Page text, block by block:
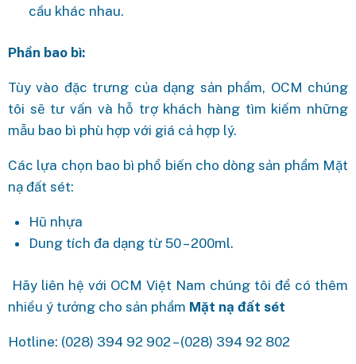
cầu khác nhau.
Phần bao bì:
Tùy vào đặc trưng của dạng sản phẩm, OCM chúng
tôi sẽ tư vấn và hỗ trợ khách hàng tìm kiếm những
mẫu bao bì phù hợp với giá cả hợp lý.
Các lựa chọn bao bì phổ biến cho dòng sản phẩm Mặt
nạ đất sét:
Hũ nhựa
Dung tích đa dạng từ 50 – 200ml.
Hãy liên hệ với OCM Việt Nam chúng tôi để có thêm
nhiều ý tưởng cho sản phẩm Mặt nạ đất sét
Hotline: (028) 394 92 902 – (028) 394 92 802